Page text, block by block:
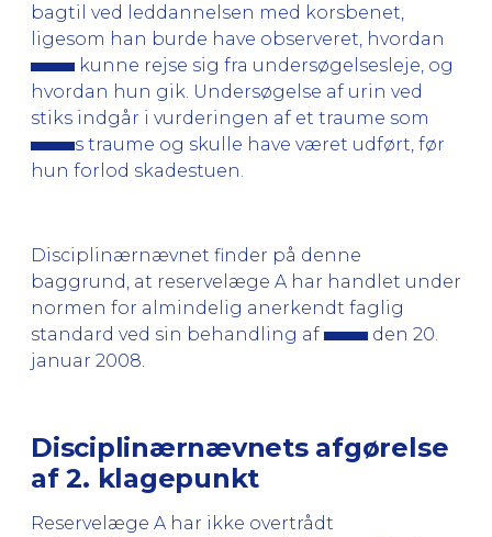
bagtil ved leddannelsen med korsbenet,
ligesom han burde have observeret, hvordan
kunne rejse sig fra undersøgelsesleje, og
hvordan hun gik. Undersøgelse af urin ved
stiks indgår i vurderingen af et traume som
s traume og skulle have været udført, før
hun forlod skadestuen.
Disciplinærnævnet finder på denne
baggrund, at reservelæge A har handlet under
normen for almindelig anerkendt faglig
standard ved sin behandling af
den 20.
januar 2008.
Disciplinærnævnets afgørelse
af 2. klagepunkt
Reservelæge A har ikke overtrådt